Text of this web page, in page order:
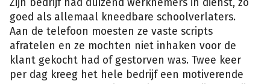
Zijn bedrijf had duizend werknemers in dienst, zo
goed als allemaal kneedbare schoolverlaters.
Aan de telefoon moesten ze vaste scripts
afratelen en ze mochten niet inhaken voor de
klant gekocht had of gestorven was. Twee keer
per dag kreeg het hele bedrijf een motiverende